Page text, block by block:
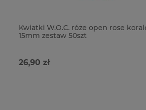
Kwiatki W.O.C. róże open rose
15mm zestaw 50szt
26,90 zł